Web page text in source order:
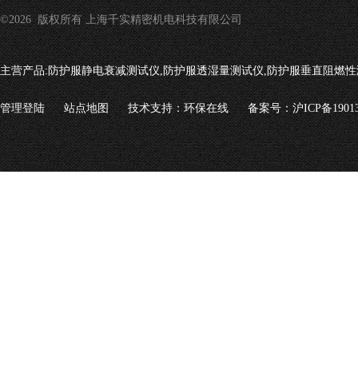
©2026 版权所有 上海千实精密机电科技有限公司
主营产品:防护服静电衰减测试仪,防护服透湿量测试仪,防护服垂直阻燃
管理登陆 站点地图 技术支持：环保在线 备案号：沪ICP备